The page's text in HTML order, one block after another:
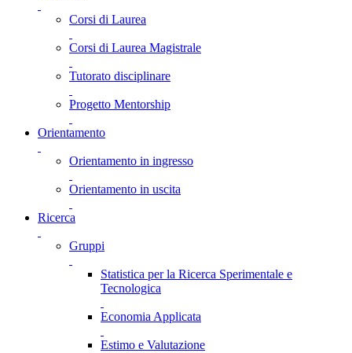
Corsi di Laurea
Corsi di Laurea Magistrale
Tutorato disciplinare
Progetto Mentorship
Orientamento
Orientamento in ingresso
Orientamento in uscita
Ricerca
Gruppi
Statistica per la Ricerca Sperimentale e
Tecnologica
Economia Applicata
Estimo e Valutazione